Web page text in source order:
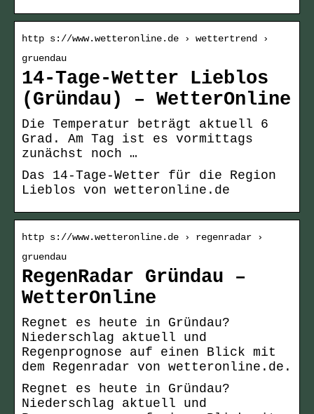
http s://www.wetteronline.de › wettertrend ›
gruendau
14-Tage-Wetter Lieblos
(Gründau) – WetterOnline
Die Temperatur beträgt aktuell 6
Grad. Am Tag ist es vormittags
zunächst noch …
Das 14-Tage-Wetter für die Region
Lieblos von wetteronline.de
http s://www.wetteronline.de › regenradar ›
gruendau
RegenRadar Gründau –
WetterOnline
Regnet es heute in Gründau?
Niederschlag aktuell und
Regenprognose auf einen Blick mit
dem Regenradar von wetteronline.de.
Regnet es heute in Gründau?
Niederschlag aktuell und